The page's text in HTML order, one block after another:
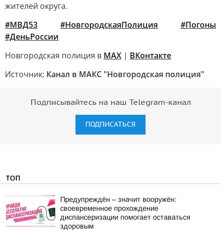
жителей округа.
#МВД53
#НовгородскаяПолиция
#Погоны
#ДеньРоссии
Новгородская полиция в MAX | ВКонтакте
Источник: Канал в МАКС "Новгородская полиция"
Подписывайтесь на наш Telegram-канал
ПОДПИСАТЬСЯ
ТОП
Предупреждён – значит вооружён:
своевременное прохождение
диспансеризации помогает оставаться
здоровым